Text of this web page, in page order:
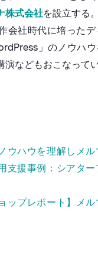
株式会社を設立する。
会社時代に培った
」のノウハ
演などもおこなってい
ウハウを理解しメ
支援事例：シアタ
ップレポート】メ